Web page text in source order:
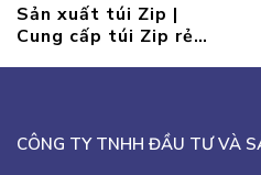
Sản xuất túi Zip |
Cung cấp túi Zip rẻ
CÔNG TY TNHH ĐẦU TƯ VÀ